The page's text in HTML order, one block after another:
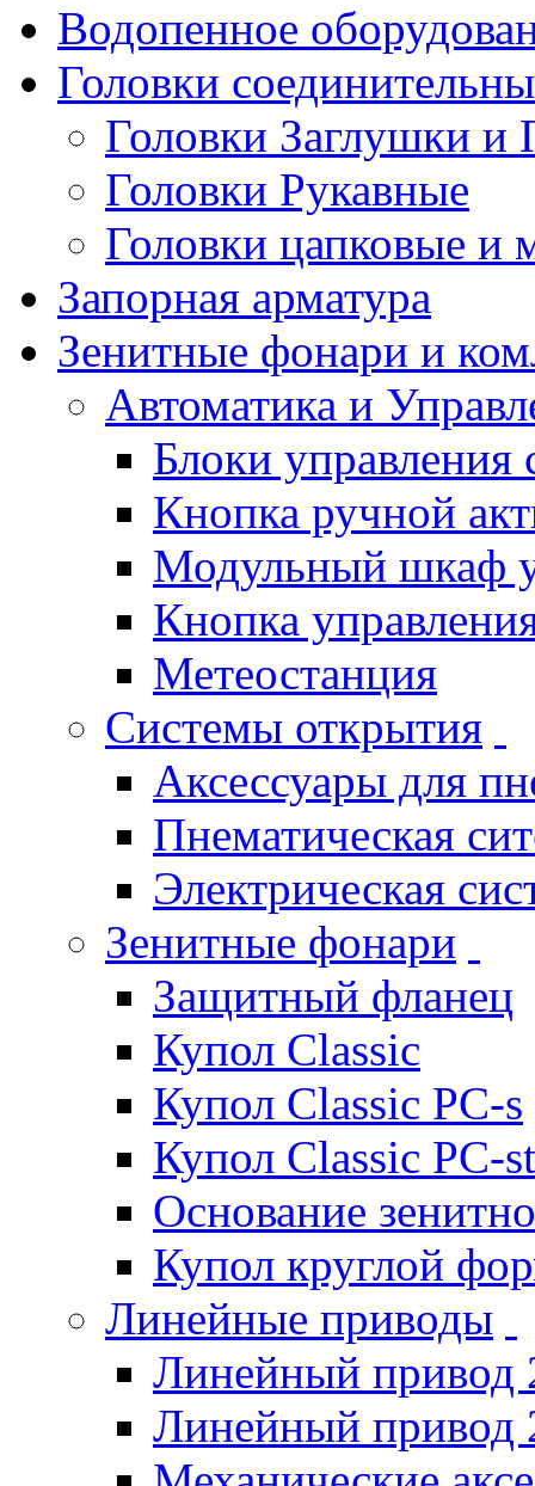
Водопенное
Головки
Головки Заглушки и
Головки Рукавные
Головки цапковые и
Запорная арматура
Зенитные фонари и
Автоматика и
Блоки
Кнопка ручной
Модульный шкаф
Кнопка
Метеостанция
Системы открытия
Аксессуары для
Пнематическая
Электрическая
Зенитные фонари
Защитный фланец
Купол Classic
Купол Classic PC-s
Купол Classic PC-st
Основание
Купол круглой
Линейные приводы
Линейный привод
Линейный привод